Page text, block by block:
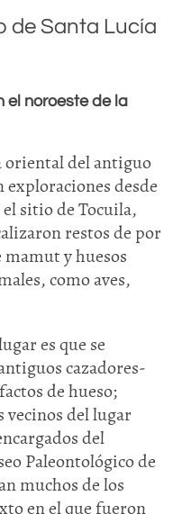
de Santa Lucía
el noroeste de la
oriental del antiguo
exploraciones desde
el sitio de Tocuila,
restos de por
mamut y huesos
como aves,
es que se
cazadores-
de hueso;
vecinos del lugar
del
Paleontológico de
muchos de los
en el que fueron